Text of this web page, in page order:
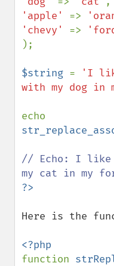
'apple' =>
'chevy' =>
);
$string =
'I
with my dog in
// Echo: I like
Here is the
function